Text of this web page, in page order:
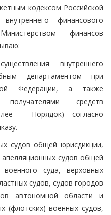
кодексом Российской
финансового
финансов
внутреннего
департаментом при
Федерации, а также
средств
- Порядок) согласно
судов общей юрисдикции,
апелляционных судов общей
военного суда, верховных
судов, судов городов
автономной области и
(флотских) военных судов,